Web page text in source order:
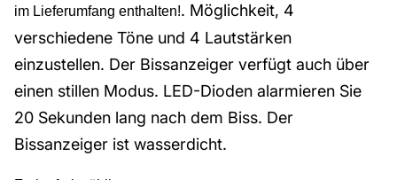
im Lieferumfang enthalten!. Möglichkeit, 4
verschiedene Töne und 4 Lautstärken
einzustellen. Der Bissanzeiger verfügt auch über
einen stillen Modus. LED-Dioden alarmieren Sie
20 Sekunden lang nach dem Biss. Der
Bissanzeiger ist wasserdicht.